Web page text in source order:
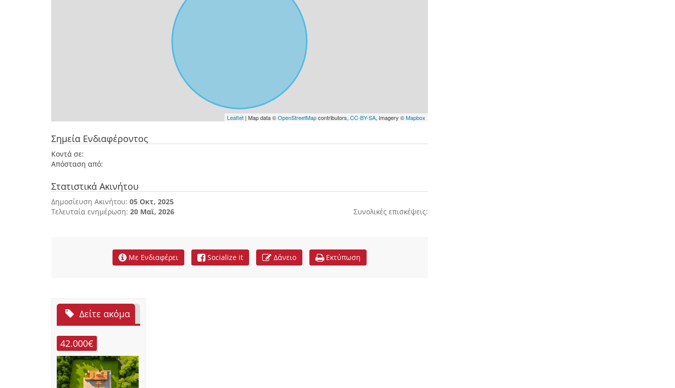
Leaflet | Map data ©OpenStreetMapcontributors, CC-BY-SA, Imagery ©Mapbox
Σημεία Ενδιαφέροντος
Κοντά σε:
Απόσταση από:
Στατιστικά Ακινήτου
Δημοσίευση Ακινήτου: 05 Οκτ, 2025
Τελευταία ενημέρωση: 20 Μαϊ, 2026 Συνολικές επισκέψεις:
Με Ενδιαφέρει Socialize it Δάνειο Εκτύπωση
Δείτε ακόμα
42.000€